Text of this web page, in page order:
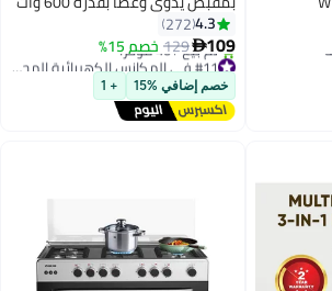
600 W NVC320H1 متعدد الألوان4.3
272
109
129 خصم 15%
توصيل مجاني
تم بيع +40 مؤخرًا
خصم إضافي %15 + 1